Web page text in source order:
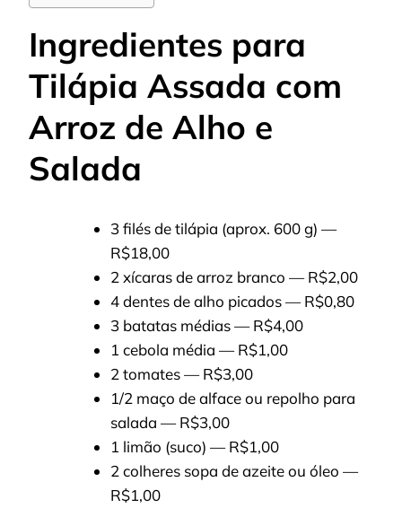
Ingredientes para
Tilápia Assada com
Arroz de Alho e
Salada
3 filés de tilápia (aprox. 600 g) —
R$18,00
2 xícaras de arroz branco — R$2,00
4 dentes de alho picados — R$0,80
3 batatas médias — R$4,00
1 cebola média — R$1,00
2 tomates — R$3,00
1/2 maço de alface ou repolho para
salada — R$3,00
1 limão (suco) — R$1,00
2 colheres sopa de azeite ou óleo —
R$1,00